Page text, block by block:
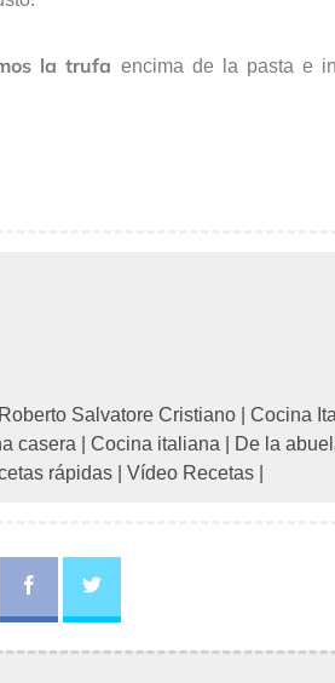
la trufa encima de la pasta e
Roberto Salvatore Cristiano Cocina
casera Cocina italiana De la
rápidas Vídeo Recetas